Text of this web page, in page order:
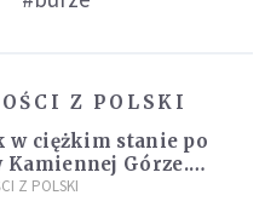
Z POLSKI
w ciężkim stanie po
Kamiennej Górze.
dwóch
Z POLSKI